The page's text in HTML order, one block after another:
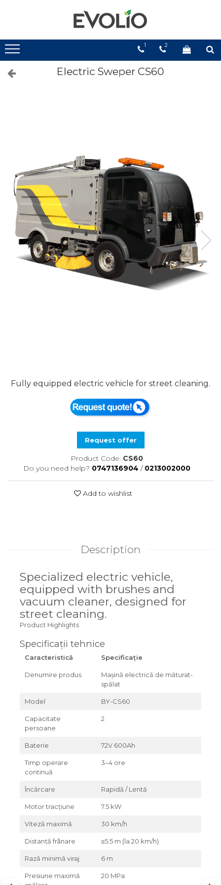
1 2
Electric Sweper CS60
Fully equipped electric vehicle for street cleaning.
Request offer
Product Code: CS60
Do you need help? 0747136904 / 0213002000
Add to wishlist
Description
Specialized electric vehicle,
equipped with brushes and
vacuum cleaner, designed for
street cleaning.
Product Highlights
Specificații tehnice
Caracteristică Specificație
Denumire produs
Mașină electrică de măturat-
spălat
Model BY-CS60
Capacitate
persoane
2
Baterie 72V 600Ah
Timp operare
continuă
3–4 ore
Încărcare Rapidă / Lentă
Motor tracțiune 7.5 kW
Viteză maximă 30 km/h
Distanță frânare ≥5.5 m (la 20 km/h)
Rază minimă viraj 6 m
Presiune maximă
20 MPa